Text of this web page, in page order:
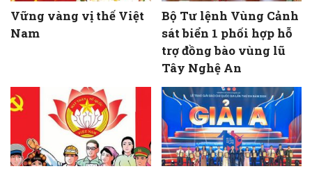
Vững vàng vị thế Việt
Nam
Bộ Tư lệnh Vùng Cảnh
sát biển 1 phối hợp hỗ
trợ đồng bào vùng lũ
Tây Nghệ An